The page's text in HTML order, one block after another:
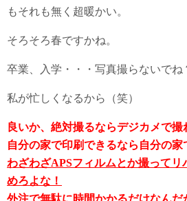
もそれも無く超暖かい。
そろそろ春ですかね。
卒業、入学・・・写真撮らないでね
私が忙しくなるから（笑）
良いか、絶対撮るならデジカメで撮
自分の家で印刷できるなら自分の家
わざわざAPSフィルムとか撮ってリ
めろよな！
外注で無駄に時間かかるだけなんだ